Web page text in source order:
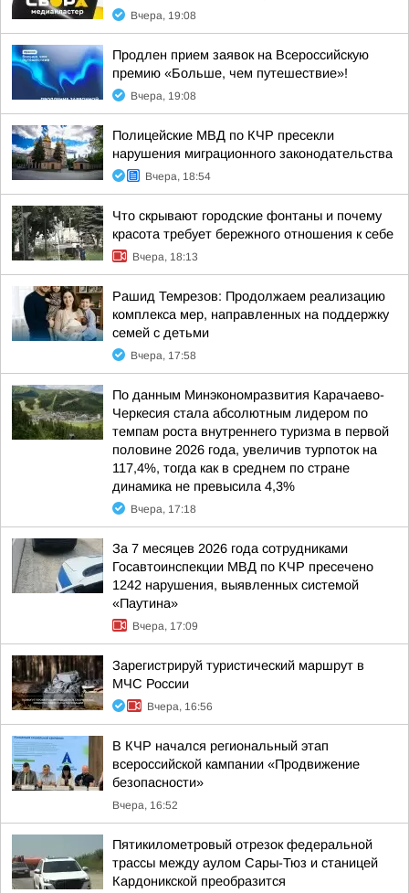
Вчера, 19:08
Продлен прием заявок на Всероссийскую
премию «Больше, чем путешествие»!
Вчера, 19:08
Полицейские МВД по КЧР пресекли
нарушения миграционного законодательства
Вчера, 18:54
Что скрывают городские фонтаны и почему
красота требует бережного отношения к себе
Вчера, 18:13
Рашид Темрезов: Продолжаем реализацию
комплекса мер, направленных на поддержку
семей с детьми
Вчера, 17:58
По данным Минэкономразвития Карачаево-
Черкесия стала абсолютным лидером по
темпам роста внутреннего туризма в первой
половине 2026 года, увеличив турпоток на
117,4%, тогда как в среднем по стране
динамика не превысила 4,3%
Вчера, 17:18
За 7 месяцев 2026 года сотрудниками
Госавтоинспекции МВД по КЧР пресечено
1242 нарушения, выявленных системой
«Паутина»
Вчера, 17:09
Зарегистрируй туристический маршрут в
МЧС России
Вчера, 16:56
В КЧР начался региональный этап
всероссийской кампании «Продвижение
безопасности»
Вчера, 16:52
Пятикилометровый отрезок федеральной
трассы между аулом Сары-Тюз и станицей
Кардоникской преобразится